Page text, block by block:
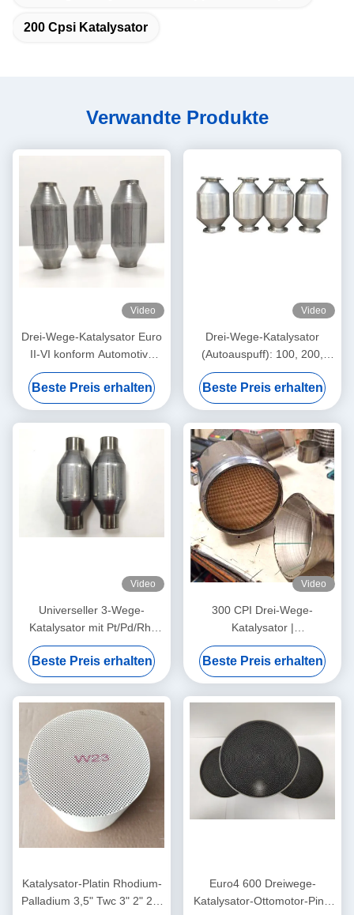
200 Cpsi Katalysator
Verwandte Produkte
Video
Drei-Wege-Katalysator Euro
II-VI konform Automotive
TWC - 2,5" 50 Zellen
Beste Preis erhalten
Video
Drei-Wege-Katalysator
(Autoauspuff): 100, 200,
300, 400, 600 Zellen pro Zoll
| Euro 3
Beste Preis erhalten
Video
Universeller 3-Wege-
Katalysator mit Pt/Pd/Rh-
Zelle, Größen von 2,5"/3 Zoll
Beste Preis erhalten
Video
300 CPI Drei-Wege-
Katalysator |
Abgasreinigungssystem für
Kraftfahrzeuge | Erfüllt
EURO 6-Normen
Beste Preis erhalten
Katalysator-Platin Rhodium-
Palladium 3,5" Twc 3" 2" 2,5
Euro4 600 Dreiwege-
Katalysator-Ottomotor-Pint-